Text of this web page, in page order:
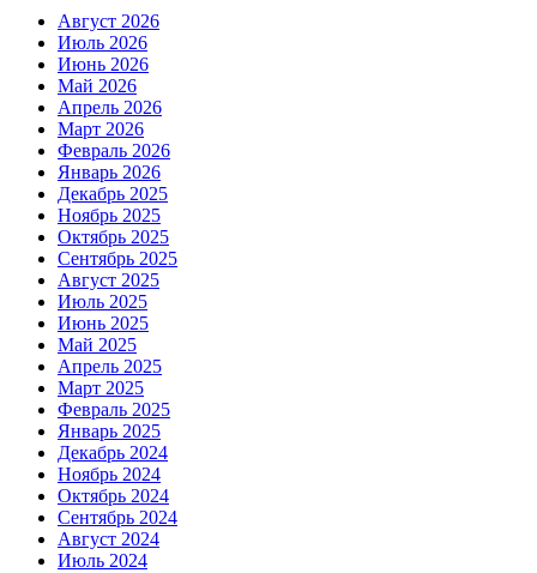
Август 2026
Июль 2026
Июнь 2026
Май 2026
Апрель 2026
Март 2026
Февраль 2026
Январь 2026
Декабрь 2025
Ноябрь 2025
Октябрь 2025
Сентябрь 2025
Август 2025
Июль 2025
Июнь 2025
Май 2025
Апрель 2025
Март 2025
Февраль 2025
Январь 2025
Декабрь 2024
Ноябрь 2024
Октябрь 2024
Сентябрь 2024
Август 2024
Июль 2024